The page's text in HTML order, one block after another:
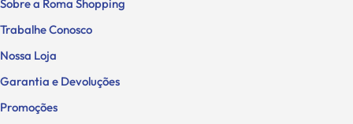
Sobre a Roma Shopping
Trabalhe Conosco
Nossa Loja
Garantia e Devoluções
Promoções